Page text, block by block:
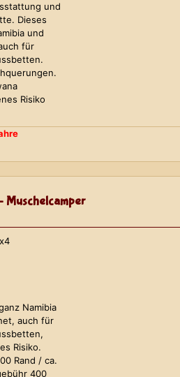
und
Dieses
und
für
Risiko
Muschelcamper
Namibia
auch für
Risiko.
Rand / ca.
400